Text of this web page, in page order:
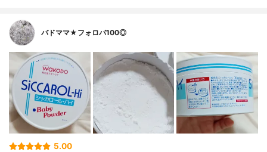
バドママ★フォロバ100◎
5.00